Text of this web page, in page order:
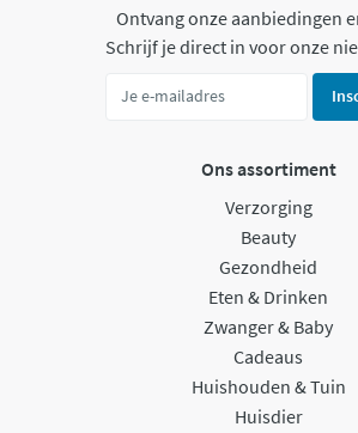
Ontvang onze aanbiedingen
Schrijf je direct in voor onze
Ons assortiment
Verzorging
Beauty
Gezondheid
Eten & Drinken
Zwanger & Baby
Cadeaus
Huishouden & Tuin
Huisdier